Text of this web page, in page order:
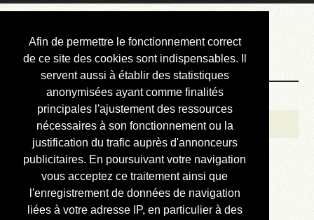
Afin de permettre le fonctionnement correct
de ce site des cookies sont indispensables. Il
servent aussi à établir des statistiques
anonymisées ayant comme finalités
principales l'ajustement des ressources
nécessaires à son fonctionnement ou la
justification du trafic auprès d'annonceurs
publicitaires. En poursuivant votre navigation
vous acceptez ce traitement ainsi que
l'enregistrement de données de navigation
liées à votre adresse IP, en particulier à des
Courbis, « LE »
Blog Officiel
Bienvenue
Réalisations
Divers (et d’été)
Annonces
Liens externes